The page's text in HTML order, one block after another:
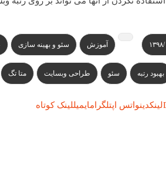
۱۶ آموزش سئو و بهینه سازی
بهبود رتبه سئو طراحی وبسایت متا تگ
لینکدینواتس اپتلگرامایمیللینک کوتاه